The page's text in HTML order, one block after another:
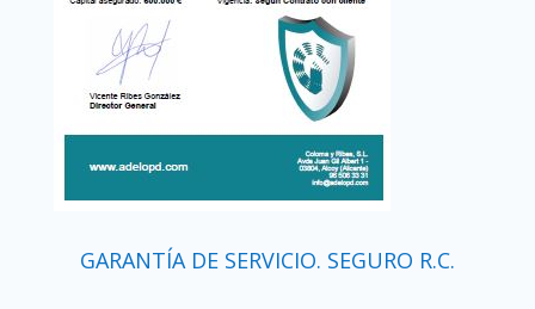
GARANTÍA DE SERVICIO. SEGURO R.C.